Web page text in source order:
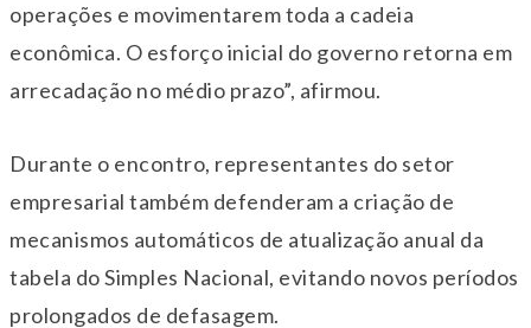
operações e movimentarem toda a cadeia
econômica. O esforço inicial do governo retorna em
arrecadação no médio prazo”, afirmou.
Durante o encontro, representantes do setor
empresarial também defenderam a criação de
mecanismos automáticos de atualização anual da
tabela do Simples Nacional, evitando novos períodos
prolongados de defasagem.